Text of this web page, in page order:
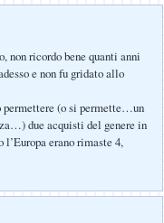
non ricordo bene quanti anni
e non fu gridato allo
permettere (o si permette…un
due acquisti del genere in
l’Europa erano rimaste 4,